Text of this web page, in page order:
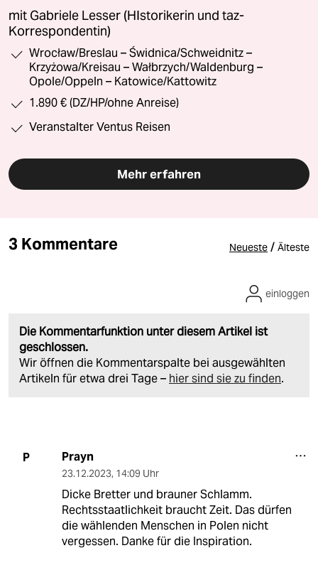
mit Gabriele Lesser (HIstorikerin und taz-
Korrespondentin)
Wrocław/Breslau – Świdnica/Schweidnitz –
Krzyżowa/Kreisau – Wałbrzych/Waldenburg –
Opole/Oppeln – Katowice/Kattowitz
1.890 € (DZ/HP/ohne Anreise)
Veranstalter Ventus Reisen
Mehr erfahren
3 Kommentare Neueste / Älteste
Die Kommentarfunktion unter diesem Artikel ist
geschlossen.
Wir öffnen die Kommentarspalte bei ausgewählten
Artikeln für etwa drei Tage – hier sind sie zu finden.
einloggen
P Prayn
23.12.2023, 14:09 Uhr
Dicke Bretter und brauner Schlamm.
Rechtsstaatlichkeit braucht Zeit. Das dürfen
die wählenden Menschen in Polen nicht
vergessen. Danke für die Inspiration.